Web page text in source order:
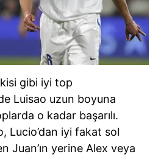
gibi iyi top
Luisao uzun boyuna
o kadar başarılı.
Lucio’dan iyi fakat sol
Juan’ın yerine Alex veya